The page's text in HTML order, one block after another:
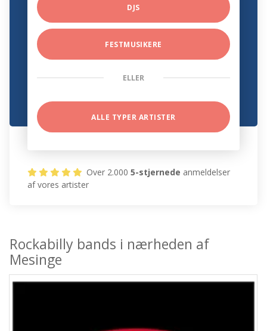
DJS
FESTMUSIKERE
ELLER
ALLE TYPER ARTISTER
Over 2.0005-stjernede anmeldelser
af vores artister
Rockabilly bands i nærheden af
Mesinge